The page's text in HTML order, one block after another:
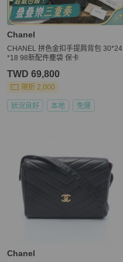
Chanel
CHANEL 拼色金扣手提肩背包 30*24
*18 98新配件塵袋 保卡
TWD 69,800
現折 2,000
狀況良好 本地 免運
Chanel